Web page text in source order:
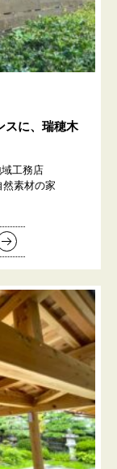
に、瑞穂木
工務店
然素材の家